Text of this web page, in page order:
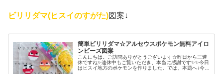
ビリリダマ(ヒスイのすがた)図案↓
簡単ビリリダマ☆アルセウスポケモン無料アイロ
ンビーズ図案
こんにちは。ご訪問ありがとうございます☆昨日から三連
休ですね✨連休中もご覧いただき、本当に感謝です✨✨今日
はヒスイ地方のポケモンを作りました。では、本題へ↓今日